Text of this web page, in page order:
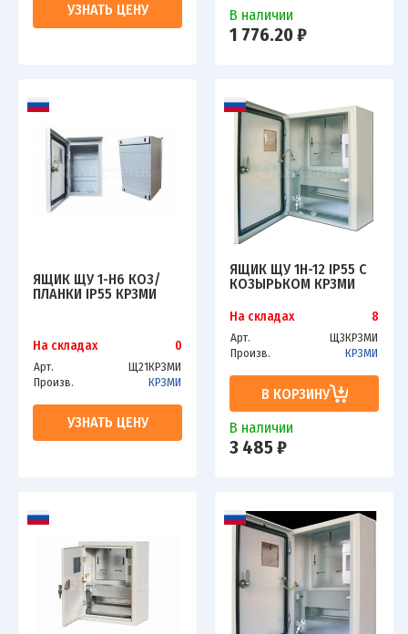
УЗНАТЬ ЦЕНУ
В наличии
1 776.20 ₽
ЯЩИК ЩУ 1-Н6 КОЗ/
ПЛАНКИ IP55 КРЗМИ
На складах 0
Арт.
Щ21КРЗМИ
Произв.
КРЗМИ
УЗНАТЬ ЦЕНУ
ЯЩИК ЩУ 1Н-12 IP55 С
КОЗЫРЬКОМ КРЗМИ
На складах 8
Арт.
Щ3КРЗМИ
Произв.
КРЗМИ
В КОРЗИНУ
В наличии
3 485 ₽